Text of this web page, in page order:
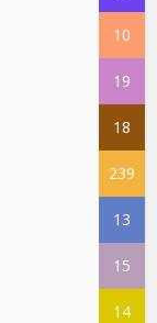
10
19
18
239
13
15
14